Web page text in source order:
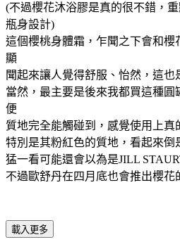
(不過櫻花沐浴膠是真的很不錯，
瓶身設計)
這個櫻桃身體霜，乍聞之下會和櫻
顯
聞起來讓人覺得舒服、怡然，這也
當然，最主要是後來我都買這種
便
質地完全能觸碰到，感覺使用上真
特別是其粉紅色的質地，看起來倒
猛一看可能還會以為是JILL
不過歐舒丹在四月底也會推出櫻花
載入更多